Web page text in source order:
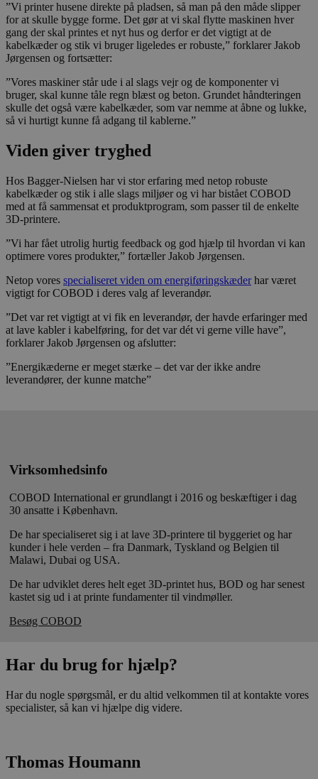
”Vi printer husene direkte på pladsen, så man på den måde slipper
for at skulle bygge forme. Det gør at vi skal flytte maskinen hver
gang der skal printes et nyt hus og derfor er det vigtigt at de
kabelkæder og stik vi bruger ligeledes er robuste,” forklarer Jakob
Jørgensen og fortsætter:
”Vores maskiner står ude i al slags vejr og de komponenter vi
bruger, skal kunne tåle regn blæst og beton. Grundet håndteringen
skulle det også være kabelkæder, som var nemme at åbne og lukke,
så vi hurtigt kunne få adgang til kablerne.”
Viden giver tryghed
Hos Bagger-Nielsen har vi stor erfaring med netop robuste
kabelkæder og stik i alle slags miljøer og vi har bistået COBOD
med at få sammensat et produktprogram, som passer til de enkelte
3D-printere.
”Vi har fået utrolig hurtig feedback og god hjælp til hvordan vi kan
optimere vores produkter,” fortæller Jakob Jørgensen.
Netop vores specialiseret viden om energiføringskæderhar været
vigtigt for COBOD i deres valg af leverandør.
”Det var ret vigtigt at vi fik en leverandør, der havde erfaringer med
at lave kabler i kabelføring, for det var dét vi gerne ville have”,
forklarer Jakob Jørgensen og afslutter:
”Energikæderne er meget stærke – det var der ikke andre
leverandører, der kunne matche”
Virksomhedsinfo
COBOD International er grundlangt i 2016 og beskæftiger i dag
30 ansatte i København.
De har specialiseret sig i at lave 3D-printere til byggeriet og har
kunder i hele verden – fra Danmark, Tyskland og Belgien til
Malawi, Dubai og USA.
De har udviklet deres helt eget 3D-printet hus, BOD og har senest
kastet sig ud i at printe fundamenter til vindmøller.
Besøg COBOD
Har du brug for hjælp?
Har du nogle spørgsmål, er du altid velkommen til at kontakte vores
specialister, så kan vi hjælpe dig videre.
Thomas Houmann